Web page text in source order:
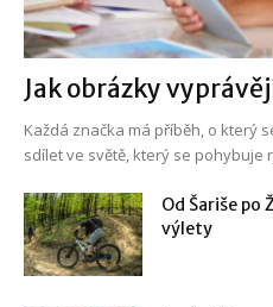
Jak obrázky
Každá značka má příběh, o který
sdílet ve světě, který se pohybuje
Od Šariše
výlety